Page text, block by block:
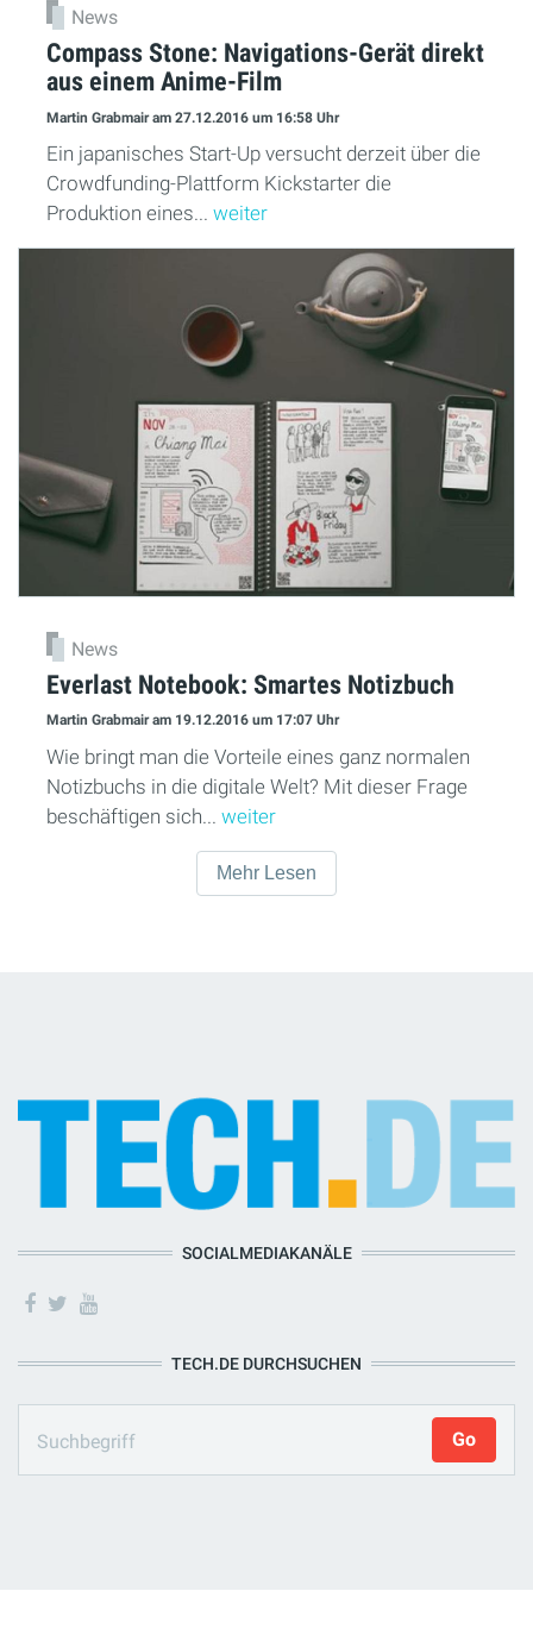
News
Compass Stone: Navigations-Gerät direkt
aus einem Anime-Film
Martin Grabmairam 27.12.2016 um 16:58 Uhr
Ein japanisches Start-Up versucht derzeit über die
Crowdfunding-Plattform Kickstarter die
Produktion eines... weiter
News
Everlast Notebook: Smartes Notizbuch
Martin Grabmairam 19.12.2016 um 17:07 Uhr
Wie bringt man die Vorteile eines ganz normalen
Notizbuchs in die digitale Welt? Mit dieser Frage
beschäftigen sich... weiter
Mehr Lesen
SOCIALMEDIAKANÄLE
TECH.DE DURCHSUCHEN